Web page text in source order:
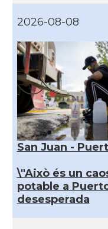
2026-08-08
San Juan -
\"Això és un
potable a
desesperada